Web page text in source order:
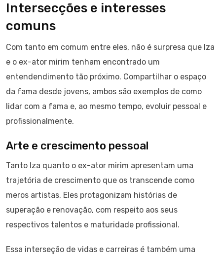
Intersecções e interesses
comuns
Com tanto em comum entre eles, não é surpresa que Iza
e o ex-ator mirim tenham encontrado um
entendendimento tão próximo. Compartilhar o espaço
da fama desde jovens, ambos são exemplos de como
lidar com a fama e, ao mesmo tempo, evoluir pessoal e
profissionalmente.
Arte e crescimento pessoal
Tanto Iza quanto o ex-ator mirim apresentam uma
trajetória de crescimento que os transcende como
meros artistas. Eles protagonizam histórias de
superação e renovação, com respeito aos seus
respectivos talentos e maturidade profissional.
Essa interseção de vidas e carreiras é também uma